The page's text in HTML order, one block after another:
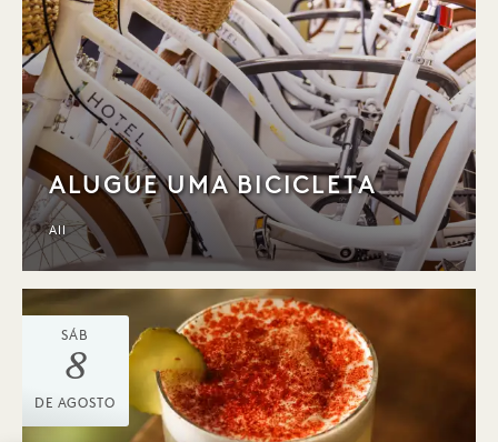
ALUGUE UMA BICICLETA
All
SÁB
8
DE AGOSTO